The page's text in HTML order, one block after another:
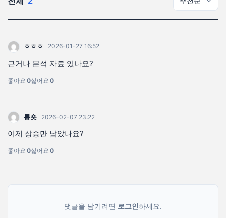
ㅎㅎㅎ 2026-01-27 16:52
근거나 분석 자료 있나요?
좋아요 0싫어요 0
롱숏 2026-02-07 23:22
이제 상승만 남았나요?
좋아요 0싫어요 0
댓글을 남기려면 로그인하세요.